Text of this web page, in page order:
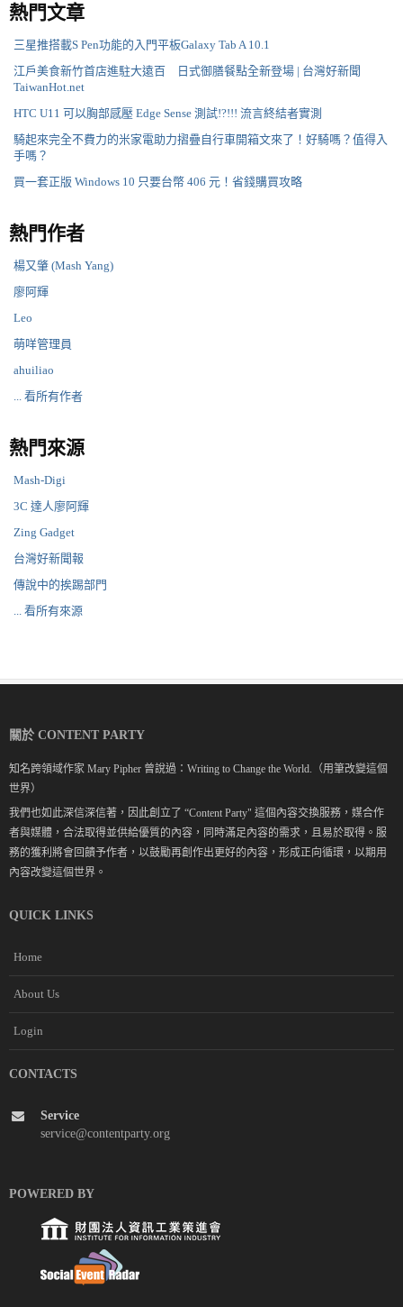
熱門文章
三星推搭載S Pen功能的入門平板Galaxy Tab A 10.1
江戶美食新竹首店進駐大遠百 日式御膳餐點全新登場 | 台灣好新聞
TaiwanHot.net
HTC U11 可以胸部感壓 Edge Sense 測試!?!!! 流言終結者實測
騎起來完全不費力的米家電助力摺疊自行車開箱文來了！好騎嗎？值得入
手嗎？
買一套正版 Windows 10 只要台幣 406 元！省錢購買攻略
熱門作者
楊又肇 (Mash Yang)
廖阿輝
Leo
萌咩管理員
ahuiliao
... 看所有作者
熱門來源
Mash-Digi
3C 達人廖阿輝
Zing Gadget
台灣好新聞報
傳說中的挨踢部門
... 看所有來源
關於 CONTENT PARTY
知名跨領域作家 Mary Pipher 曾說過：Writing to Change the World.（用筆改變這個
世界）
我們也如此深信深信著，因此創立了 “Content Party" 這個內容交換服務，媒合作
者與媒體，合法取得並供給優質的內容，同時滿足內容的需求，且易於取得。服
務的獲利將會回饋予作者，以鼓勵再創作出更好的內容，形成正向循環，以期用
內容改變這個世界。
QUICK LINKS
Home
About Us
Login
CONTACTS
Service
service@contentparty.org
POWERED BY